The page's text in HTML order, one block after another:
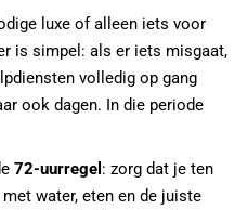
luxe of alleen iets voor
is simpel: als er iets misgaat,
volledig op gang
ook dagen. In die periode
72-uurregel : zorg dat je ten
water, eten en de juiste